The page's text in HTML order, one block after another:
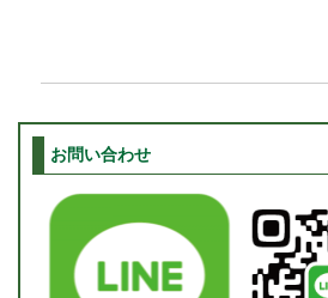
お問い合わせ